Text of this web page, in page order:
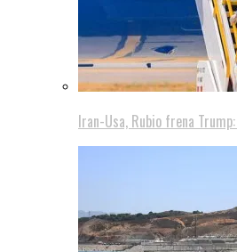
Iran-Usa, Rubio frena